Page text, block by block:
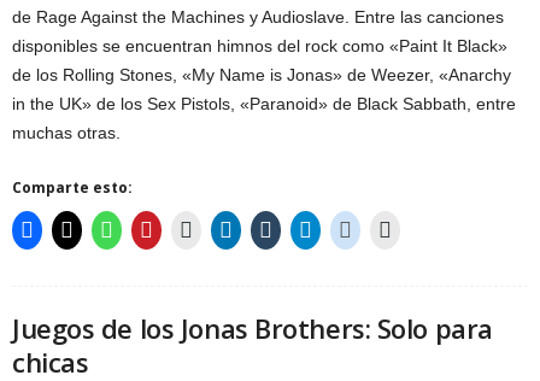
de Rage Against the Machines y Audioslave. Entre las canciones
disponibles se encuentran himnos del rock como «Paint It Black»
de los Rolling Stones, «My Name is Jonas» de Weezer, «Anarchy
in the UK» de los Sex Pistols, «Paranoid» de Black Sabbath, entre
muchas otras.
Comparte esto:
Juegos de los Jonas Brothers: Solo para
chicas